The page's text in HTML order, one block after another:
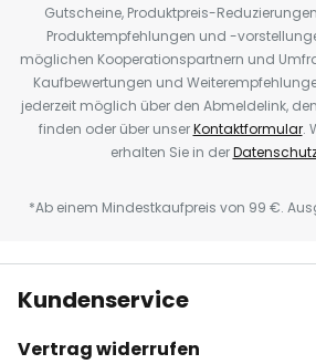
Gutscheine, Produktpreis-
Produktempfehlungen und -
möglichen Kooperationspartnern und
Kaufbewertungen und
jederzeit möglich über den Abmeldelink,
finden oder über unserKontaktformular.
erhalten Sie in der
*Ab einem Mindestkaufpreis von 99 €.
Kundenservice
Vertrag widerrufen